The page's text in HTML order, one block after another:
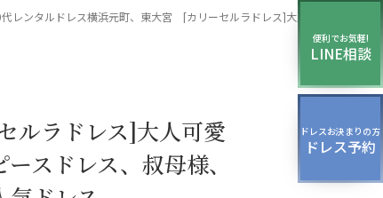
ティー、
ング、
ルラドレス]大人可愛
スドレス、叔母様、
便利でお気軽!
LINE相談
ドレスお決まりの方
ドレス予約